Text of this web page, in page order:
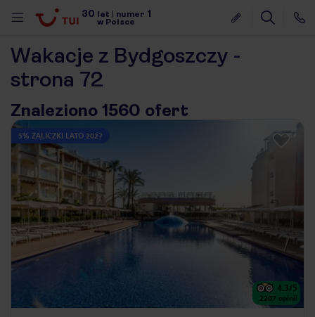
30 lat numer 1
w Polsce
Wakacje z Bydgoszczy -
strona 72
Znaleziono 1560 ofert
5% ZALICZKI LATO 2027
4.3/5
2207 opinii